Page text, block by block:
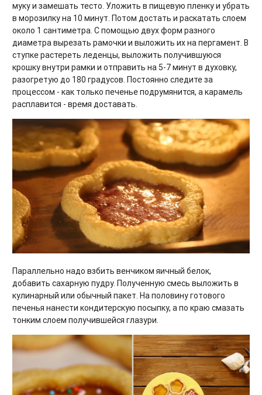
муку и замешать тесто. Уложить в пищевую пленку и убрать
в морозилку на 10 минут. Потом достать и раскатать слоем
около 1 сантиметра. С помощью двух форм разного
диаметра вырезать рамочки и выложить их на пергамент. В
ступке растереть леденцы, выложить получившуюся
крошку внутри рамки и отправить на 5-7 минут в духовку,
разогретую до 180 градусов. Постоянно следите за
процессом - как только печенье подрумянится, а карамель
расплавится - время доставать.
Параллельно надо взбить венчиком яичный белок,
добавить сахарную пудру. Полученную смесь выложить в
кулинарный или обычный пакет. На половину готового
печенья нанести кондитерскую посыпку, а по краю смазать
тонким слоем получившейся глазури.